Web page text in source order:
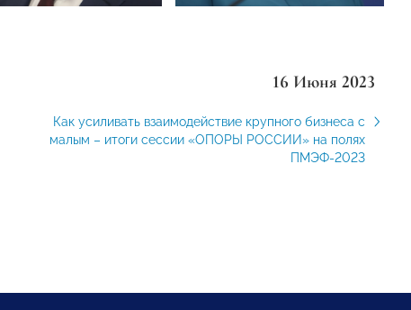
16 Июня 2023
Как усиливать взаимодействие крупного бизнеса с
малым – итоги сессии «ОПОРЫ РОССИИ» на полях
ПМЭФ-2023